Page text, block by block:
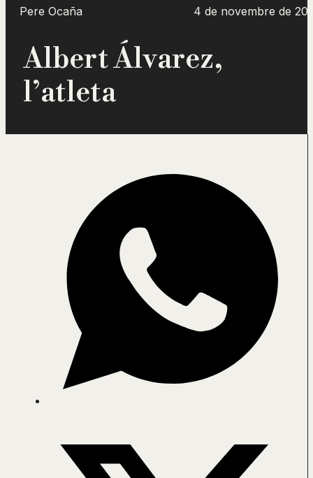
Pere Ocaña 4 de novembre de
Albert Álvarez,
l’atleta